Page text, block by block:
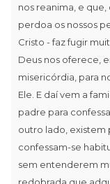
nos reanima, e
perdoa os nossos
Cristo - faz fugir
Deus nos oferece,
misericórdia, para
Ele. E daí vem a
padre para
outro lado, existem
confessam-se
sem entenderem
redobrada que